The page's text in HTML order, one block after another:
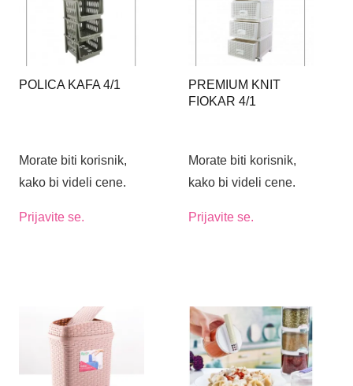
POLICA KAFA 4/1
Morate biti korisnik,
kako bi videli cene.
Prijavite se.
PREMIUM KNIT
FIOKAR 4/1
Morate biti korisnik,
kako bi videli cene.
Prijavite se.